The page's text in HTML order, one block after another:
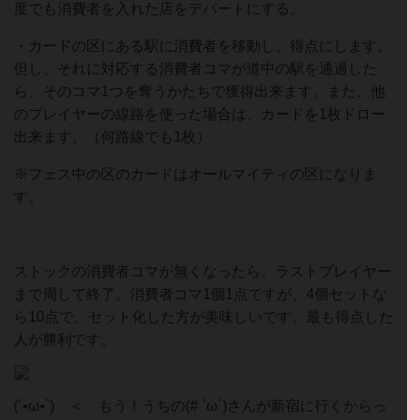
度でも消費者を入れた店をデパートにする。
・カードの区にある駅に消費者を移動し、得点にします。
但し、それに対応する消費者コマが道中の駅を通過した
ら、そのコマ1つを奪うかたちで獲得出来ます。また、他
のプレイヤーの線路を使った場合は、カードを1枚ドロー
出来ます。（何路線でも1枚）
※フェス中の区のカードはオールマイティの区になりま
す。
ストックの消費者コマが無くなったら、ラストプレイヤー
まで周して終了。消費者コマ1個1点ですが、4個セットな
ら10点で、セット化した方が美味しいです。最も得点した
人が勝利です。
(´•⁠ω•⁠`) ＜ もう！うちの(# `ω´)さんが新宿に行くからっ